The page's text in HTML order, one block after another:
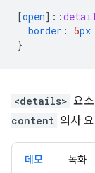
[open] ::
border : 5px
}
<details> 요
content 의사
데모 녹화